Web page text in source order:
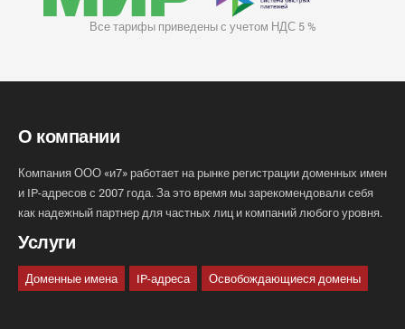
Все тарифы приведены с учетом НДС 5 %
О компании
Компания ООО «и7» работает на рынке регистрации доменных имен
и IP-адресов с 2007 года. За это время мы зарекомендовали себя
как надежный партнер для частных лиц и компаний любого уровня.
Услуги
Доменные имена IP-адреса Освобождающиеся домены